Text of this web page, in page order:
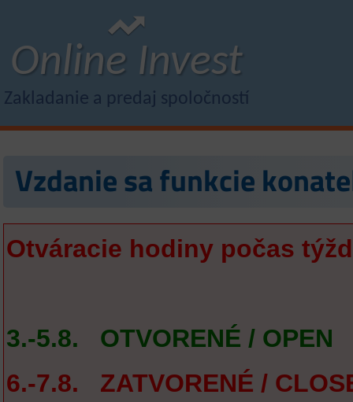
Online Invest
Zakladanie a predaj spoločností
Vzdanie sa funkcie
Otváracie hodiny počas
3.-5.8. OTVORENÉ / OPEN
6.-7.8. ZATVORENÉ /